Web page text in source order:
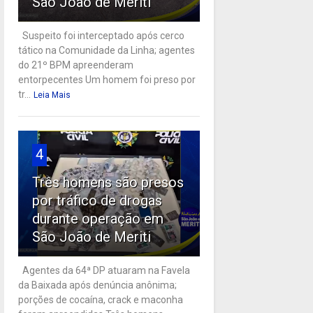
Suspeito foi interceptado após cerco
tático na Comunidade da Linha; agentes
do 21º BPM apreenderam
entorpecentes Um homem foi preso por
tr...
Leia Mais
4
Três homens são presos
por tráfico de drogas
durante operação em
São João de Meriti
Agentes da 64ª DP atuaram na Favela
da Baixada após denúncia anônima;
porções de cocaína, crack e maconha